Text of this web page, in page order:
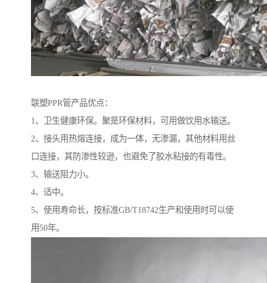
联塑PPR管产品优点：
1、卫生健康环保。聚是环保材料，可用做饮用水输送。
2、接头用热熔连接，成为一体，无渗漏，其他材料用丝
口连接，其防渗性较逊，也避免了胶水粘接的有毒性。
3、输送阻力小。
4、适中。
5、使用寿命长，按标准GB/T18742生产和使用时可以使
用50年。